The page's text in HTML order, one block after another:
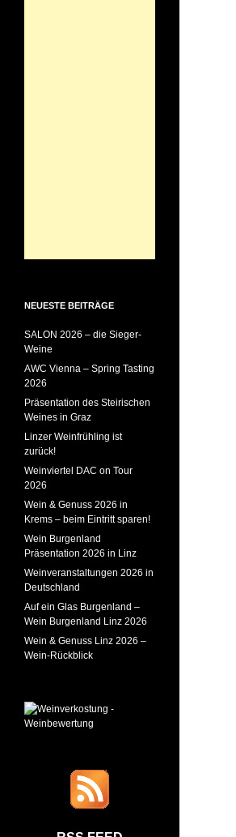
NEUESTE BEITRÄGE
SALON 2026 – die Sieger-
Weine
AWC Vienna – Spring Tasting
2026
Präsentation des Steirischen
Weines in Graz
Linzer Weinfrühling ist
zurück!
Weinviertel DAC on Tour
2026
Wein & Genuss 2026 in
Krems – beim Eintritt sparen!
Wein Burgenland
Präsentation 2026 in Linz
Weinveranstaltungen 2026 in
Deutschland
Auf ein Glas Burgenland –
Wein Burgenland Linz 2026
Wein & Genuss Linz 2026 –
Wein-Rückblick